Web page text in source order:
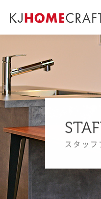
スタッフ